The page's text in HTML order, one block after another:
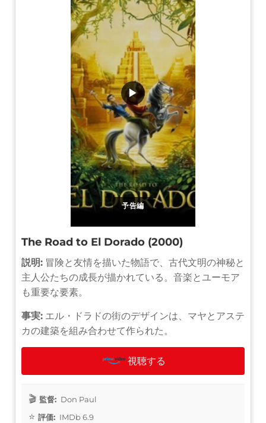
予告編
▶
The Road to El Dorado (2000)
説明: 冒険と友情を描いた物語で、古代文明の神秘と
主人公たちの成長が描かれている。音楽とユーモア
も重要な要素。
事実: エル・ドラドの街のデザインは、マヤとアステ
カの建築を組み合わせて作られた。
視聴する
監督: Don Paul
評価: IMDb 6.9